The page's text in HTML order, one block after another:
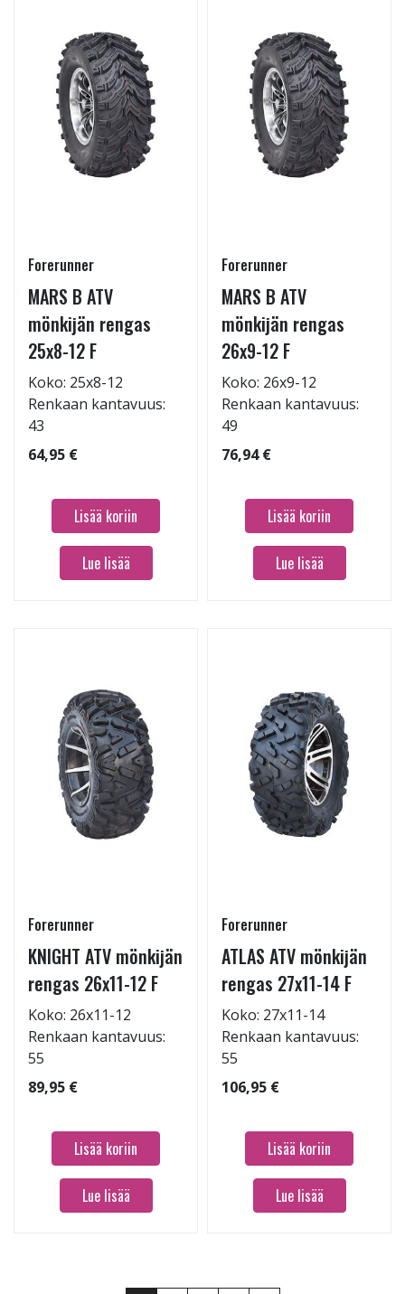
Forerunner
MARS B ATV
mönkijän rengas
25x8-12 F
Koko: 25x8-12
Renkaan kantavuus:
43
64,95 €
Lisää koriin
Lue lisää
Forerunner
MARS B ATV
mönkijän rengas
26x9-12 F
Koko: 26x9-12
Renkaan kantavuus:
49
76,94 €
Lisää koriin
Lue lisää
Forerunner
KNIGHT ATV mönkijän
rengas 26x11-12 F
Koko: 26x11-12
Renkaan kantavuus:
55
89,95 €
Lisää koriin
Lue lisää
Forerunner
ATLAS ATV mönkijän
rengas 27x11-14 F
Koko: 27x11-14
Renkaan kantavuus:
55
106,95 €
Lisää koriin
Lue lisää